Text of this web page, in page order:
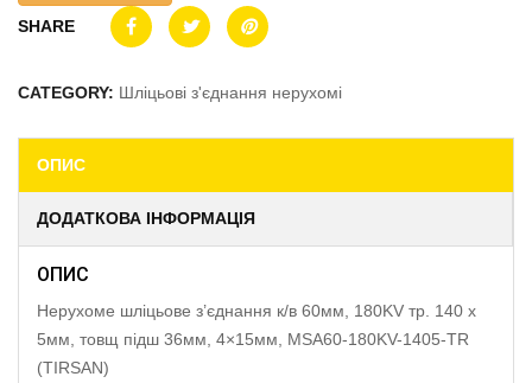
SHARE
CATEGORY: Шліцьові з'єднання нерухомі
ОПИС
ДОДАТКОВА ІНФОРМАЦІЯ
ОПИС
Нерухоме шліцьове з’єднання к/в 60мм, 180KV тр. 140 x
5мм, товщ підш 36мм, 4×15мм, MSA60-180KV-1405-TR
(TIRSAN)